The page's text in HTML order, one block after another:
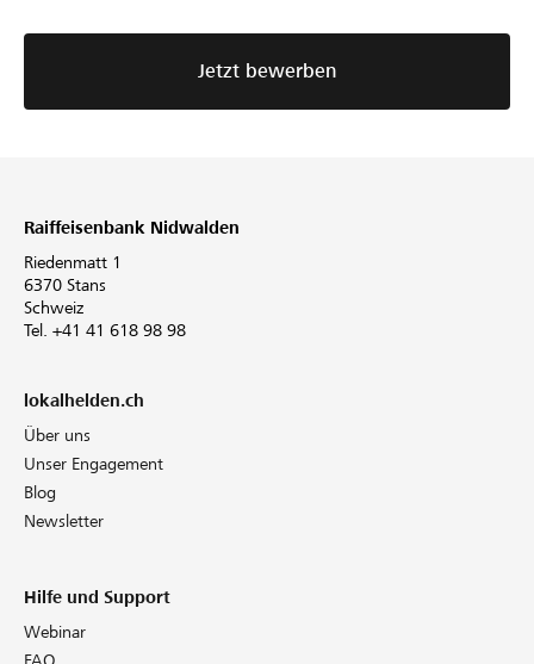
Jetzt bewerben
Raiffeisenbank Nidwalden
Riedenmatt 1
6370 Stans
Schweiz
Tel. +41 41 618 98 98
lokalhelden.ch
Über uns
Unser Engagement
Blog
Newsletter
Hilfe und Support
Webinar
FAQ